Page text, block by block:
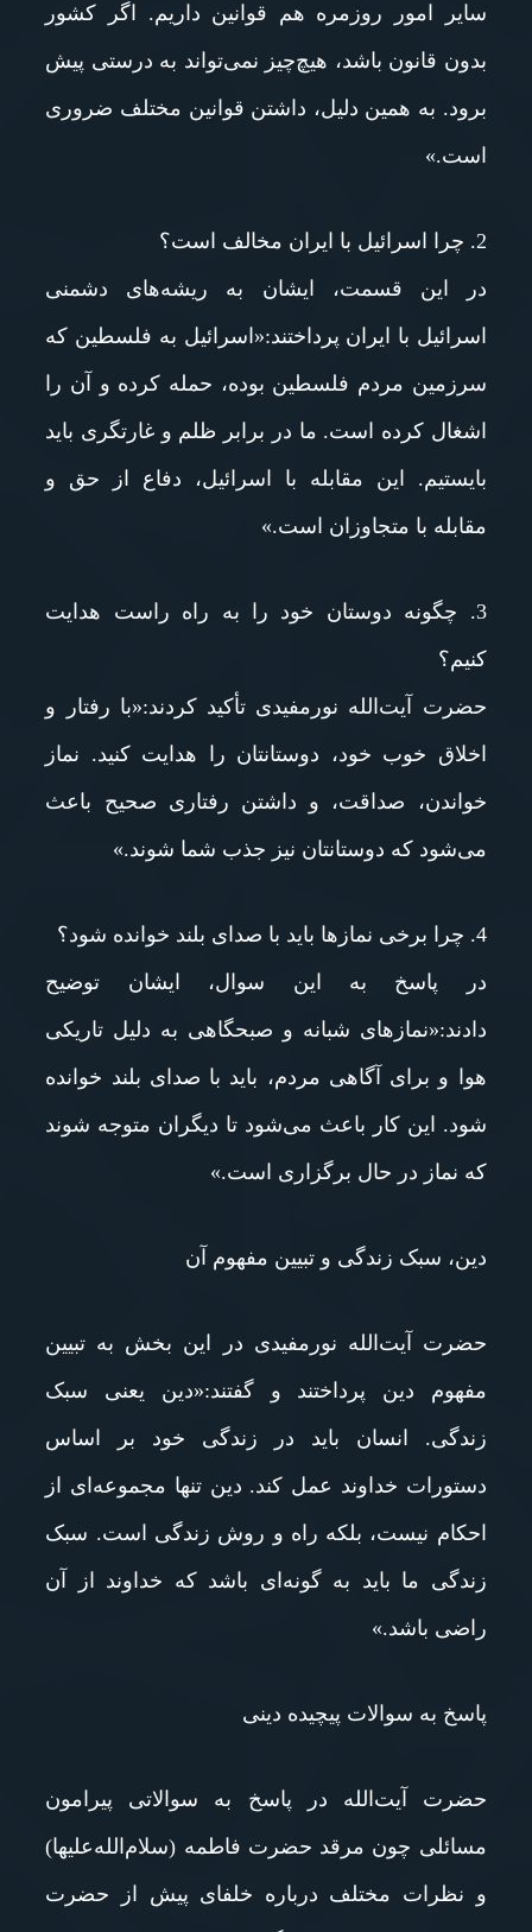
سایر امور روزمره هم قوانین داریم. اگر کشور
بدون قانون باشد، هیچ‌چیز نمی‌تواند به درستی پیش
برود. به همین دلیل، داشتن قوانین مختلف ضروری
است.»
2. چرا اسرائیل با ایران مخالف است؟
در این قسمت، ایشان به ریشه‌های دشمنی
اسرائیل با ایران پرداختند:«اسرائیل به فلسطین که
سرزمین مردم فلسطین بوده، حمله کرده و آن را
اشغال کرده است. ما در برابر ظلم و غارتگری باید
بایستیم. این مقابله با اسرائیل، دفاع از حق و
مقابله با متجاوزان است.»
3. چگونه دوستان خود را به راه راست هدایت
کنیم؟
حضرت آیت‌الله نورمفیدی تأکید کردند:«با رفتار و
اخلاق خوب خود، دوستانتان را هدایت کنید. نماز
خواندن، صداقت، و داشتن رفتاری صحیح باعث
می‌شود که دوستانتان نیز جذب شما شوند.»
4. چرا برخی نمازها باید با صدای بلند خوانده شود؟
در پاسخ به این سوال، ایشان توضیح
دادند:«نمازهای شبانه و صبحگاهی به دلیل تاریکی
هوا و برای آگاهی مردم، باید با صدای بلند خوانده
شود. این کار باعث می‌شود تا دیگران متوجه شوند
که نماز در حال برگزاری است.»
دین، سبک زندگی و تبیین مفهوم آن
حضرت آیت‌الله نورمفیدی در این بخش به تبیین
مفهوم دین پرداختند و گفتند:«دین یعنی سبک
زندگی. انسان باید در زندگی خود بر اساس
دستورات خداوند عمل کند. دین تنها مجموعه‌ای از
احکام نیست، بلکه راه و روش زندگی است. سبک
زندگی ما باید به گونه‌ای باشد که خداوند از آن
راضی باشد.»
پاسخ به سوالات پیچیده دینی
حضرت آیت‌الله در پاسخ به سوالاتی پیرامون
مسائلی چون مرقد حضرت فاطمه (سلام‌الله‌علیها)
و نظرات مختلف درباره خلفای پیش از حضرت